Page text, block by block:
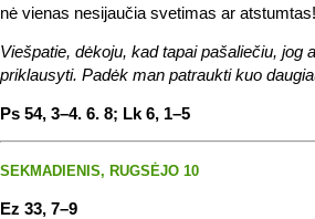
nė vienas nesijaučia svetimas ar atstumtas!
Viešpatie, dėkoju, kad tapai pašaliečiu, jog
priklausyti. Padėk man patraukti kuo
Ps 54, 3–4. 6. 8; Lk 6, 1–5
SEKMADIENIS, RUGSĖJO 10
Ez 33, 7–9